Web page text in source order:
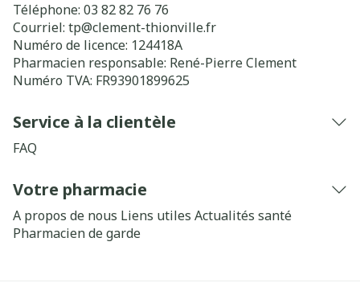
Téléphone: 03 82 82 76 76
Courriel: tp@clement-thionville.fr
Numéro de licence: 124418A
Pharmacien responsable: René-Pierre Clement
Numéro TVA: FR93901899625
Service à la clientèle
FAQ
Votre pharmacie
A propos de nous Liens utiles Actualités santé
Pharmacien de garde